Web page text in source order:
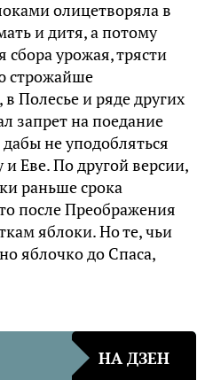
олицетворяла в
и дитя, а потому
сбора урожая, трясти
строжайше
Полесье и ряде других
запрет на поедание
не уподобляться
Еве. По другой версии,
раньше срока
после Преображения
яблоки. Но те, чьи
яблочко до Спаса,
НА ДЗЕН